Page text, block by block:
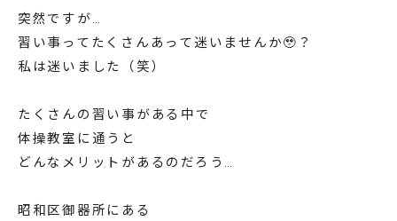
突然ですが…
習い事ってたくさんあって迷いませんか🥹？
私は迷いました（笑）
たくさんの習い事がある中で
体操教室に通うと
どんなメリットがあるのだろう…
昭和区御器所にある